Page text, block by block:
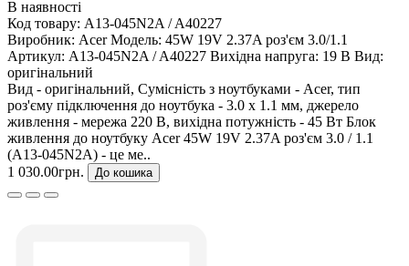
В наявності
Код товару: A13-045N2A / A40227
Виробник: Acer Модель: 45W 19V 2.37A роз'єм 3.0/1.1
Артикул: A13-045N2A / A40227 Вихідна напруга: 19 В Вид:
оригінальний
Вид - оригінальний, Сумісність з ноутбуками - Acer, тип
роз'єму підключення до ноутбука - 3.0 x 1.1 мм, джерело
живлення - мережа 220 В, вихідна потужність - 45 Вт Блок
живлення до ноутбуку Acer 45W 19V 2.37A роз'єм 3.0 / 1.1
(A13-045N2A) - це ме..
1 030.00грн.
До кошика